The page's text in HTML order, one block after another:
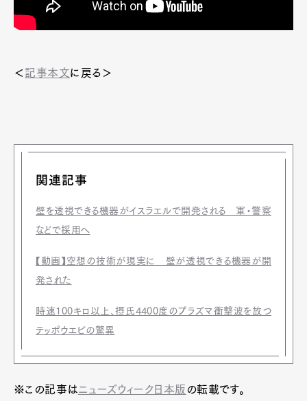
＜ 記事本文に戻る＞
関連記事
壁を透視できる機器がイスラエルで開発される 軍・警察
などで採用へ
【動画】空想の技術が現実に 壁が透視できる機器が開
発された
時速100キロ以上、摂氏4400度のプラズマ衝撃波を放つ
テッポウエビの驚異
※この記事はニューズウィーク日本版 の転載です。